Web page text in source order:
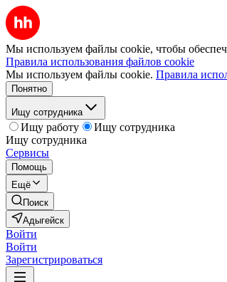
Мы используем файлы cookie, чтобы
Правила использования файлов cookie
Мы используем файлы cookie. Правила
Понятно
Ищу сотрудника
Ищу работу
Ищу сотрудника
Ищу сотрудника
Сервисы
Помощь
Ещё
Поиск
Адыгейск
Войти
Войти
Зарегистрироваться